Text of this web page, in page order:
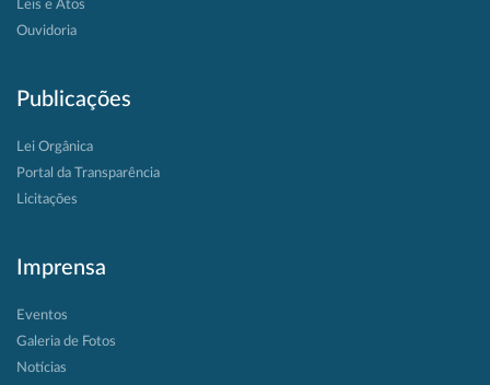
Leis e Atos
Ouvidoria
Publicações
Lei Orgânica
Portal da Transparência
Licitações
Imprensa
Eventos
Galeria de Fotos
Notícias